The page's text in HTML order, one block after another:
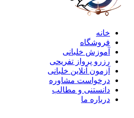
خانه
فروشگاه
آموزش خلبانی
رزرو پرواز تفریحی
آزمون آنلاین خلبانی
درخواست مشاوره
دانستنی و مطالب
درباره ما